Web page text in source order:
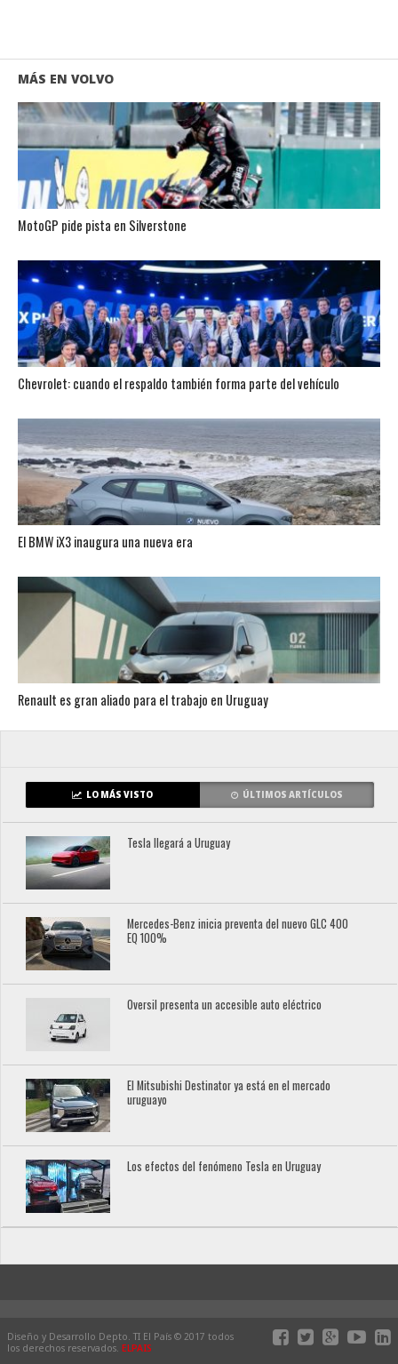
MÁS EN VOLVO
MotoGP pide pista en Silverstone
Chevrolet: cuando el respaldo también forma parte del vehículo
El BMW iX3 inaugura una nueva era
Renault es gran aliado para el trabajo en Uruguay
LO MÁS VISTO ÚLTIMOS ARTÍCULOS
Tesla llegará a Uruguay
Mercedes-Benz inicia preventa del nuevo GLC 400
EQ 100%
Oversil presenta un accesible auto eléctrico
El Mitsubishi Destinator ya está en el mercado
uruguayo
Los efectos del fenómeno Tesla en Uruguay
Diseño y Desarrollo Depto. TI El País © 2017 todos
los derechos reservados. ELPAIS